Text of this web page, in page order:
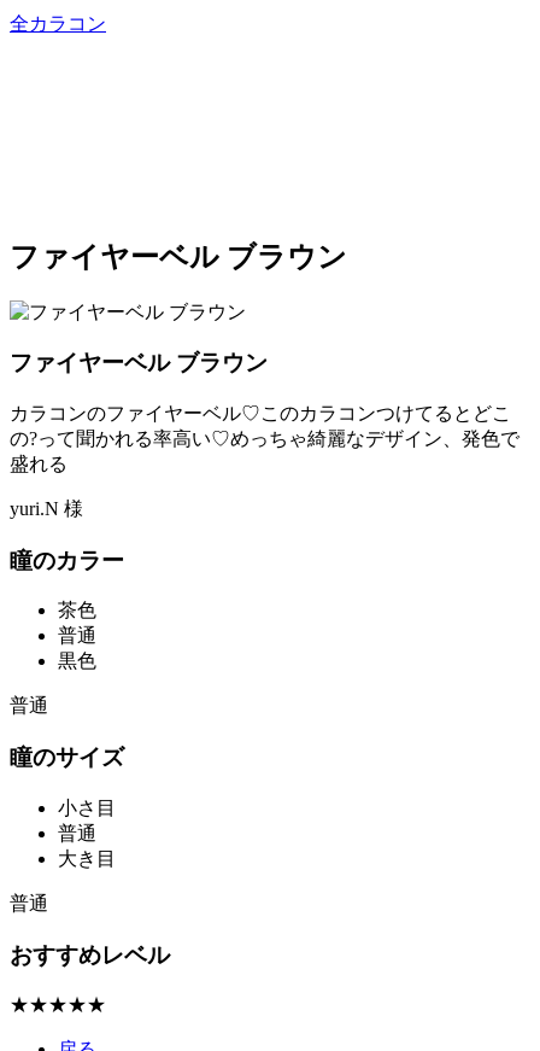
全カラコン
ファイヤーベル ブラウン
ファイヤーベル ブラウン
カラコンのファイヤーベル♡このカラコンつけてるとどこ
の?って聞かれる率高い♡めっちゃ綺麗なデザイン、発色で
盛れる
yuri.N 様
瞳のカラー
茶色
普通
黒色
普通
瞳のサイズ
小さ目
普通
大き目
普通
おすすめレベル
★★★★★